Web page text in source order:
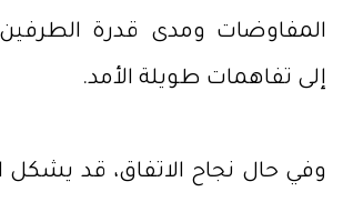
المفاوضات ومدى قدرة
إلى تفاهمات طويلة الأمد.
وفي حال نجاح الاتفاق، قد يشكل